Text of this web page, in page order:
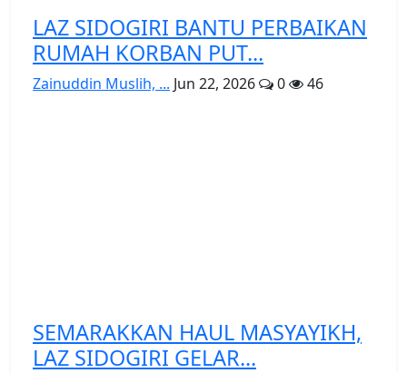
LAZ SIDOGIRI BANTU PERBAIKAN
RUMAH KORBAN PUT...
Zainuddin Muslih, ... Jun 22, 2026 0 46
SEMARAKKAN HAUL MASYAYIKH,
LAZ SIDOGIRI GELAR...